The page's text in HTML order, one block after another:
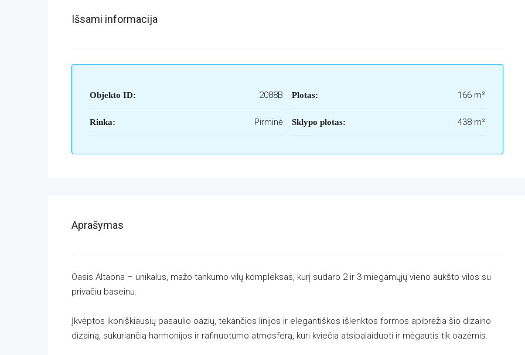
Išsami informacija
Objekto ID: 2088B
Rinka: Pirminė
Plotas: 166 m²
Sklypo plotas: 438 m²
Aprašymas
Oasis Altaona – unikalus, mažo tankumo vilų kompleksas, kurį sudaro 2 ir 3 miegamųjų vieno aukšto vilos su
privačiu baseinu.
Įkvėptos ikoniškiausių pasaulio oazių, tekančios linijos ir elegantiškos išlenktos formos apibrėžia šio dizaino
dizainą, sukuriančią harmonijos ir rafinuotumo atmosferą, kuri kviečia atsipalaiduoti ir mėgautis tik oazėmis.